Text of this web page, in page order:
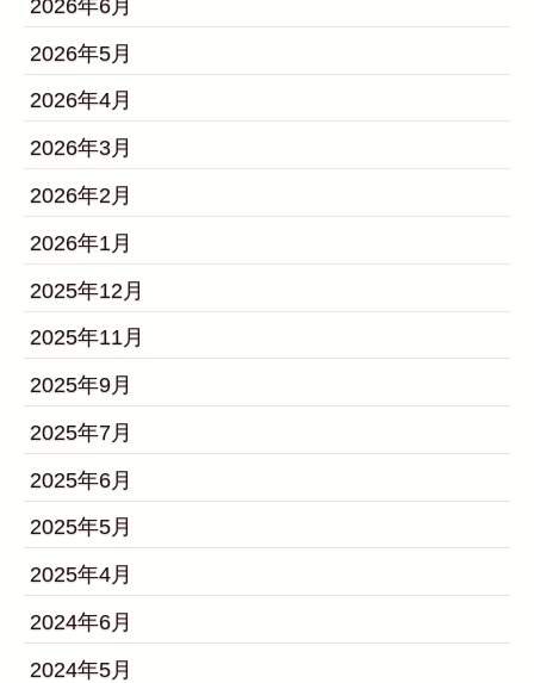
2026年6月
2026年5月
2026年4月
2026年3月
2026年2月
2026年1月
2025年12月
2025年11月
2025年9月
2025年7月
2025年6月
2025年5月
2025年4月
2024年6月
2024年5月